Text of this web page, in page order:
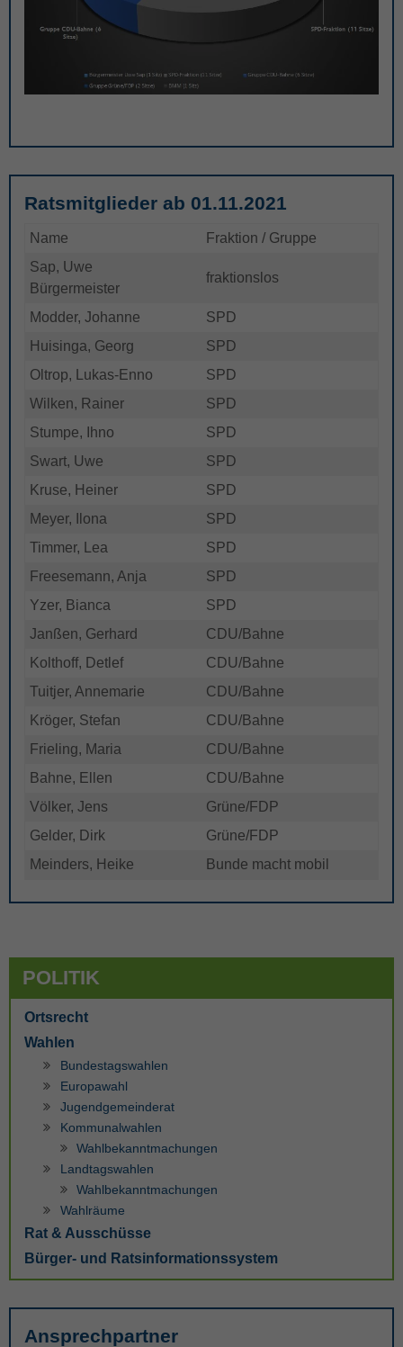
Ratsmitglieder ab 01.11.2021
Name
Fraktion / Gruppe
Sap, Uwe
Bürgermeister
fraktionslos
Modder, Johanne
SPD
Huisinga, Georg
SPD
Oltrop, Lukas-Enno
SPD
Wilken, Rainer
SPD
Stumpe, Ihno
SPD
Swart, Uwe
SPD
Kruse, Heiner
SPD
Meyer, Ilona
SPD
Timmer, Lea
SPD
Freesemann, Anja
SPD
Yzer, Bianca
SPD
Janßen, Gerhard
CDU/Bahne
Kolthoff, Detlef
CDU/Bahne
Tuitjer, Annemarie
CDU/Bahne
Kröger, Stefan
CDU/Bahne
Frieling, Maria
CDU/Bahne
Bahne, Ellen
CDU/Bahne
Völker, Jens
Grüne/FDP
Gelder, Dirk
Grüne/FDP
Meinders, Heike
Bunde macht mobil
POLITIK
Ortsrecht
Wahlen
Bundestagswahlen
Europawahl
Jugendgemeinderat
Kommunalwahlen
Wahlbekanntmachungen
Landtagswahlen
Wahlbekanntmachungen
Wahlräume
Rat & Ausschüsse
Bürger- und Ratsinformationssystem
Ansprechpartner